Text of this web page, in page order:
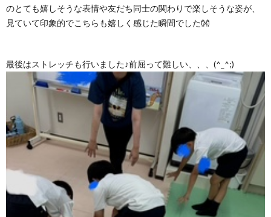
のとても嬉しそうな表情や友だち同士の関わりで楽しそうな姿が、
見ていて印象的でこちらも嬉しく感じた瞬間でした👐
最後はストレッチも行いました♪前屈って難しい、、、(^_^;)